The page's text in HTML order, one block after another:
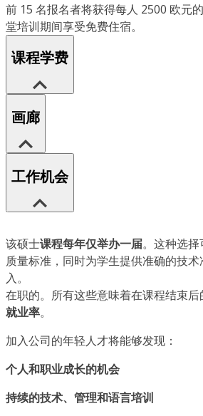
前 15 名报名者将获得每人 2500 欧元
堂培训期间享受免费住宿。
课程学费
画廊
工作机会
该硕士课程每年仅举办一届。这种选
质量标准，同时为学生提供准确的技
入。
在职的。所有这些意味着在课程结束后
就业率。
加入公司的年轻人才将能够发现：
个人和职业成长的机会
持续的技术、管理和语言培训